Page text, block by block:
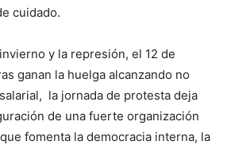
cuidado.
y la represión, el 12 de
ganan la huelga alcanzando no
la jornada de protesta deja
de una fuerte organización
fomenta la democracia interna, la